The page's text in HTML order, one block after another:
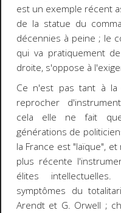
est un exemple récent
de la statue du
décennies à peine ; le
qui va pratiquement
droite, s'oppose à
Ce n'est pas tant à
reprocher
cela elle ne fait
générations de
la France est "laïque",
plus récente
élites
symptômes du
Arendt et G. Orwell ;